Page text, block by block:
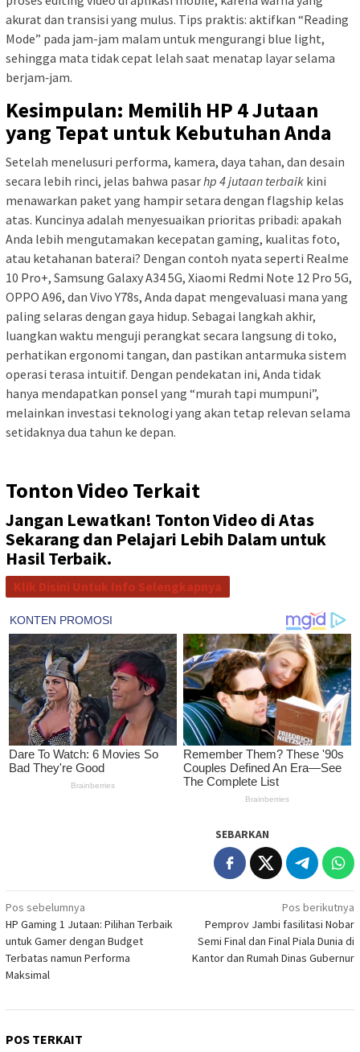
akurat dan transisi yang mulus. Tips praktis: aktifkan “Reading
Mode” pada jam-jam malam untuk mengurangi blue light,
sehingga mata tidak cepat lelah saat menatap layar selama
berjam‑jam.
Kesimpulan: Memilih HP 4 Jutaan
yang Tepat untuk Kebutuhan Anda
Setelah menelusuri performa, kamera, daya tahan, dan desain
secara lebih rinci, jelas bahwa pasarhp 4 jutaan terbaik kini
menawarkan paket yang hampir setara dengan flagship kelas
atas. Kuncinya adalah menyesuaikan prioritas pribadi: apakah
Anda lebih mengutamakan kecepatan gaming, kualitas foto,
atau ketahanan baterai? Dengan contoh nyata seperti Realme
10 Pro+, Samsung Galaxy A34 5G, Xiaomi Redmi Note 12 Pro 5G,
OPPO A96, dan Vivo Y78s, Anda dapat mengevaluasi mana yang
paling selaras dengan gaya hidup. Sebagai langkah akhir,
luangkan waktu menguji perangkat secara langsung di toko,
perhatikan ergonomi tangan, dan pastikan antarmuka sistem
operasi terasa intuitif. Dengan pendekatan ini, Anda tidak
hanya mendapatkan ponsel yang “murah tapi mumpuni”,
melainkan investasi teknologi yang akan tetap relevan selama
setidaknya dua tahun ke depan.
Tonton Video Terkait
Jangan Lewatkan! Tonton Video di Atas
Sekarang dan Pelajari Lebih Dalam untuk
Hasil Terbaik.
Klik Disini Untuk Info Selengkapnya
SEBARKAN
Navigasi
pos
Pos sebelumnya
HP Gaming 1 Jutaan: Pilihan Terbaik
untuk Gamer dengan Budget
Terbatas namun Performa
Maksimal
Pos berikutnya
Pemprov Jambi fasilitasi Nobar
Semi Final dan Final Piala Dunia di
Kantor dan Rumah Dinas Gubernur
POS TERKAIT